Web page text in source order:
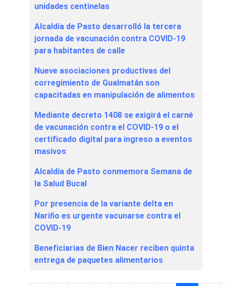
unidades centinelas
Alcaldía de Pasto desarrolló la tercera
jornada de vacunación contra COVID-19
para habitantes de calle
Nueve asociaciones productivas del
corregimiento de Gualmatán son
capacitadas en manipulación de alimentos
Mediante decreto 1408 se exigirá el carné
de vacunación contra el COVID-19 o el
certificado digital para ingreso a eventos
masivos
Alcaldía de Pasto conmemora Semana de
la Salud Bucal
Por presencia de la variante delta en
Nariño es urgente vacunarse contra el
COVID-19
Beneficiarias de Bien Nacer reciben quinta
entrega de paquetes alimentarios